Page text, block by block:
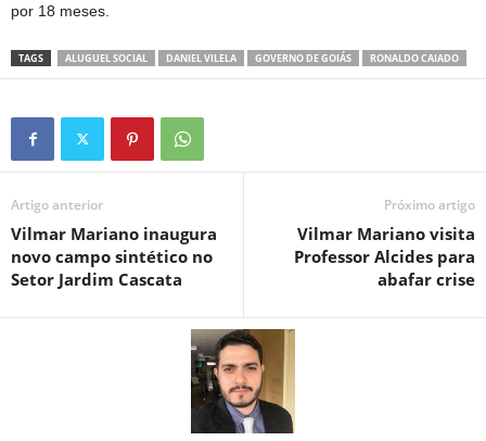
por 18 meses.
TAGS ALUGUEL SOCIAL DANIEL VILELA GOVERNO DE GOIÁS RONALDO CAIADO
Artigo anterior
Vilmar Mariano inaugura
novo campo sintético no
Setor Jardim Cascata
Próximo artigo
Vilmar Mariano visita
Professor Alcides para
abafar crise